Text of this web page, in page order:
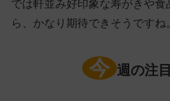
では軒並み好印象な寿がきや
ら、かなり期待できそうですね
今 週の注